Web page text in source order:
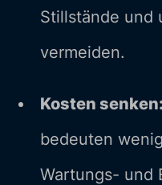
Stillstände und
vermeiden.
Kosten
bedeuten
Wartungs- und